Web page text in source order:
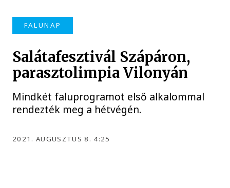
FALUNAP
Salátafesztivál Szápáron,
parasztolimpia Vilonyán
Mindkét faluprogramot első alkalommal
rendezték meg a hétvégén.
2021. AUGUSZTUS 8. 4:25